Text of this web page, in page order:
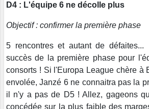
D4 : L'équipe 6 ne décolle plus
Objectif : confirmer la première phase
5 rencontres et autant de
succès de la première phase pour
consorts ! Si l'Europa League chère à
envolée, Janzé 6 ne connaitra pas la
il n'y a pas de D5 ! Allez, gageons
concédée sur la plus faible des